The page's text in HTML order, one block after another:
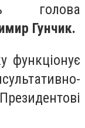
голова
Гунчик.
функціонує